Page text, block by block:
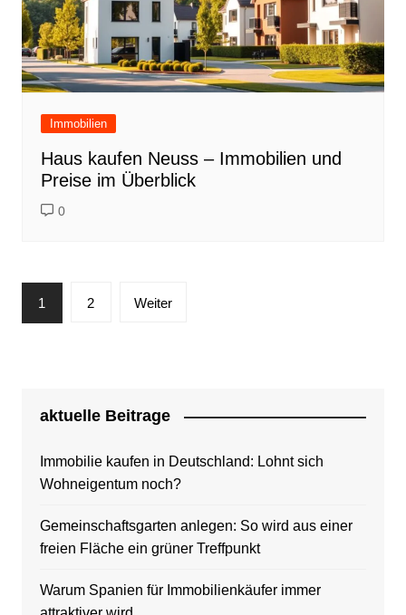
Immobilien
Haus kaufen Neuss – Immobilien und
Preise im Überblick
0
Seitennummerierung
der
1 2 Weiter
aktuelle Beitrage
Immobilie kaufen in Deutschland: Lohnt sich
Wohneigentum noch?
Gemeinschaftsgarten anlegen: So wird aus einer
freien Fläche ein grüner Treffpunkt
Warum Spanien für Immobilienkäufer immer